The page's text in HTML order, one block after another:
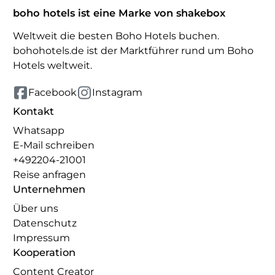
boho hotels ist eine Marke von shakebox
Weltweit die besten Boho Hotels buchen.
bohohotels.de ist der Marktführer rund um Boho
Hotels weltweit.
Facebook Instagram
Kontakt
Whatsapp
E-Mail schreiben
+492204-21001
Reise anfragen
Unternehmen
Über uns
Datenschutz
Impressum
Kooperation
Content Creator